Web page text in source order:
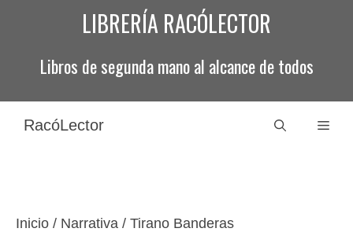
LIBRERÍA RACÓLECTOR
Libros de segunda mano al alcance de todos
RacóLector
Inicio / Narrativa / Tirano Banderas